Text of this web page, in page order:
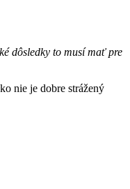
dôsledky to musí mať pre
nie je dobre strážený